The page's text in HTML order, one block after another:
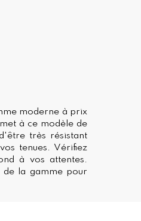
moderne à prix
à ce modèle de
très résistant
tenues. Vérifiez
à vos attentes.
de la gamme pour